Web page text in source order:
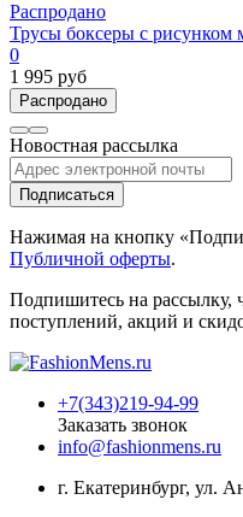
Распродано
Трусы боксеры с рисунком
0
1 995 руб
Распродано
Новостная рассылка
Подписаться
Нажимая на кнопку
Публичной оферты.
Подпишитесь на рассылку,
поступлений, акций и
+7(343)219-94-99
Заказать звонок
info@fashionmens.ru
г. Екатеринбург, ул.